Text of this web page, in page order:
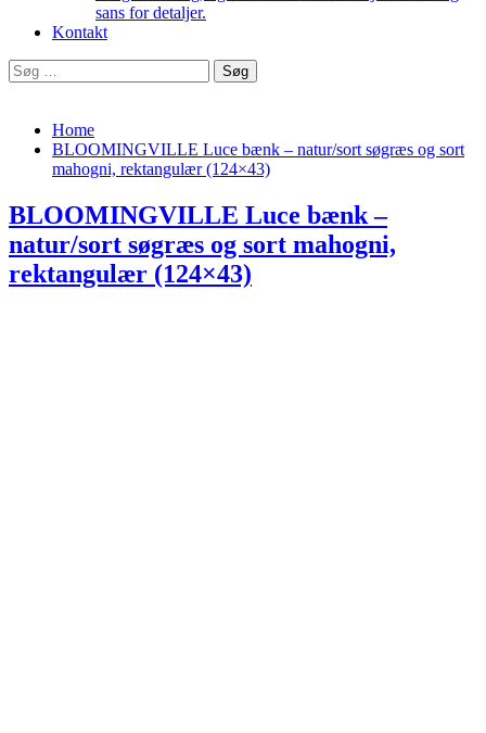
sans for detaljer.
Kontakt
Søg
efter:
Home
BLOOMINGVILLE Luce bænk – natur/sort søgræs og sort
mahogni, rektangulær (124×43)
BLOOMINGVILLE Luce bænk –
natur/sort søgræs og sort mahogni,
rektangulær (124×43)